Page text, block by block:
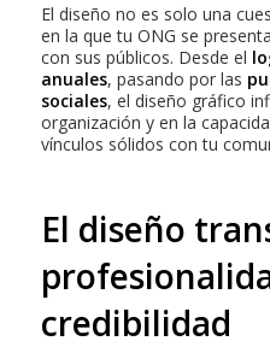
El diseño no es solo una
en la que tu ONG se
con sus públicos. Desde el
anuales, pasando por las
sociales, el diseño gráfico
organización y en la
vínculos sólidos con tu
El diseño
credibilidad